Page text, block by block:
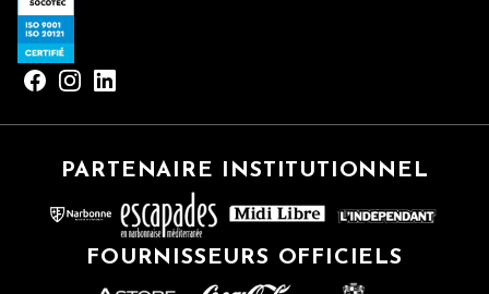
PARTENAIRE INSTITUTIONNEL
FOURNISSEURS OFFICIELS